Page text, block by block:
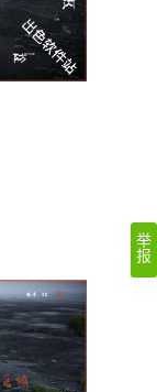
举
报